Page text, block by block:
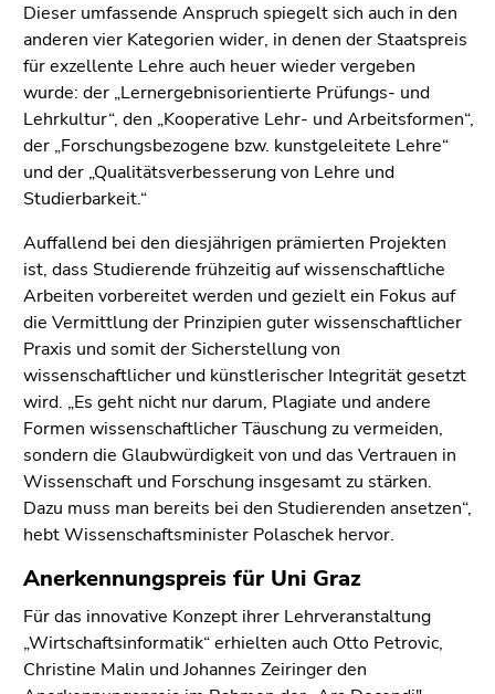
Dieser umfassende Anspruch spiegelt sich auch in den
anderen vier Kategorien wider, in denen der Staatspreis
für exzellente Lehre auch heuer wieder vergeben
wurde: der „Lernergebnisorientierte Prüfungs- und
Lehrkultur“, den „Kooperative Lehr- und Arbeitsformen“,
der „Forschungsbezogene bzw. kunstgeleitete Lehre“
und der „Qualitätsverbesserung von Lehre und
Studierbarkeit.“
Auffallend bei den diesjährigen prämierten Projekten
ist, dass Studierende frühzeitig auf wissenschaftliche
Arbeiten vorbereitet werden und gezielt ein Fokus auf
die Vermittlung der Prinzipien guter wissenschaftlicher
Praxis und somit der Sicherstellung von
wissenschaftlicher und künstlerischer Integrität gesetzt
wird. „Es geht nicht nur darum, Plagiate und andere
Formen wissenschaftlicher Täuschung zu vermeiden,
sondern die Glaubwürdigkeit von und das Vertrauen in
Wissenschaft und Forschung insgesamt zu stärken.
Dazu muss man bereits bei den Studierenden ansetzen“,
hebt Wissenschaftsminister Polaschek hervor.
Anerkennungspreis für Uni Graz
Für das innovative Konzept ihrer Lehrveranstaltung
„Wirtschaftsinformatik“ erhielten auch Otto Petrovic,
Christine Malin und Johannes Zeiringer den